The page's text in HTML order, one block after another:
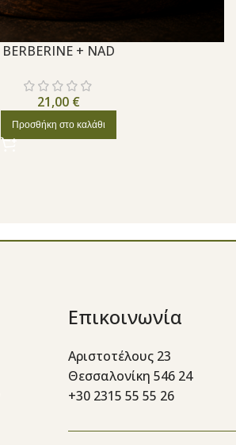
BERBERINE + NAD
21,00 €
Προσθήκη στο καλάθι
Επικοινωνία
Αριστοτέλους 23
Θεσσαλονίκη 546 24
+30 2315 55 55 26